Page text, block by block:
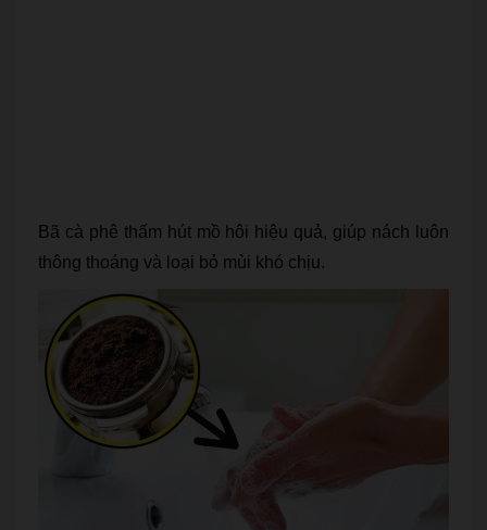
Bã cà phê thấm hút mồ hôi hiệu quả, giúp nách luôn
thông thoáng và loại bỏ mùi khó chịu.